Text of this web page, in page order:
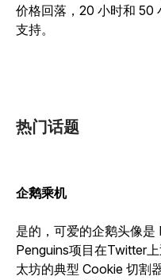
价格回落，20 小时和 50
支持。
热门话题
企鹅乘机
是的，可爱的企鹅头像
Penguins项目在Twitter
太坊的典型 Cookie 切割